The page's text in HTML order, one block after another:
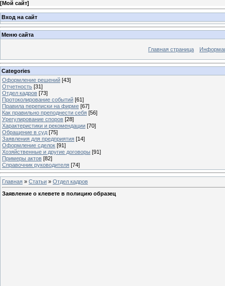
[Мой сайт]
Вход на сайт
Меню сайта
Главная страница
Categories
Оформление решений [43]
Отчетность [31]
Отдел кадров [73]
Протоколирование событий [61]
Правила переписки на фирме [67]
Как правильно преподнести себя [56]
Урегулирование споров [28]
Характеристики и рекомендации [70]
Обращение в суд [75]
Заявления для предприятия [14]
Оформление сделок [91]
Хозяйственные и другие договоры [91]
Примеры актов [82]
Справочник руководителя [74]
Главная » Статьи » Отдел кадров
Заявление о клевете в полицию образец